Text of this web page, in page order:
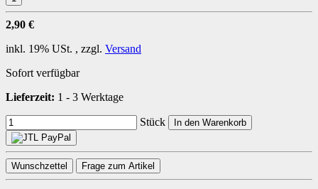
2,90 €
inkl. 19% USt. , zzgl. Versand
Sofort verfügbar
Lieferzeit: 1 - 3 Werktage
Stück In den Warenkorb
Wunschzettel Frage zum Artikel